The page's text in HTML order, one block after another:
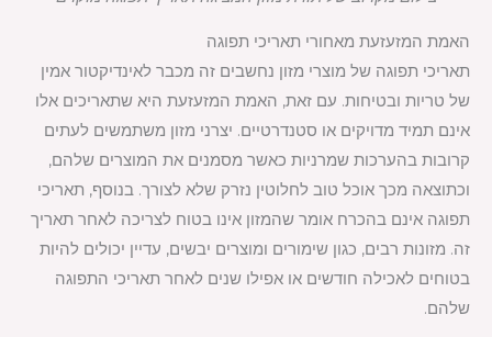
האמת המזעזעת מאחורי תאריכי תפוגה
תאריכי תפוגה של מוצרי מזון נחשבים זה מכבר לאינדיקטור אמין
של טריות ובטיחות. עם זאת, האמת המזעזעת היא שתאריכים אלו
אינם תמיד מדויקים או סטנדרטיים. יצרני מזון משתמשים לעתים
קרובות בהערכות שמרניות כאשר מסמנים את המוצרים שלהם,
וכתוצאה מכך אוכל טוב לחלוטין נזרק שלא לצורך. בנוסף, תאריכי
תפוגה אינם בהכרח אומר שהמזון אינו בטוח לצריכה לאחר תאריך
זה. מזונות רבים, כגון שימורים ומוצרים יבשים, עדיין יכולים להיות
בטוחים לאכילה חודשים או אפילו שנים לאחר תאריכי התפוגה
שלהם.